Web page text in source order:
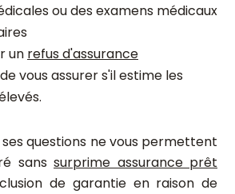
ou des examens médicaux
un refus d'assurance
de vous assurer s'il estime les
ses questions ne vous permettent
sans surprime assurance prêt
de garantie en raison de